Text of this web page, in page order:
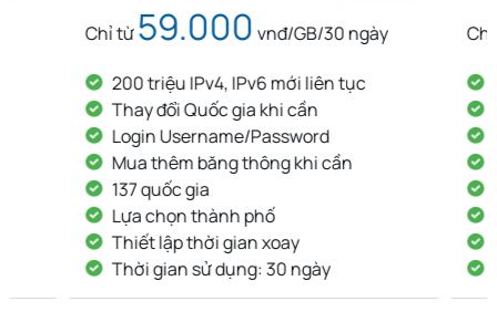
59.000vnđ/GB/30 ngày
200 triệu IPv4, IPv6 mới liên tục
Thay đổi Quốc gia khi cần
Login Username/Password
Mua thêm băng thông khi cần
137 quốc gia
Lựa chọn thành phố
Thiết lập thời gian xoay
Thời gian sử dụng: 30 ngày
200
Thay
Mua
137
Lựa
Thiết
Thời